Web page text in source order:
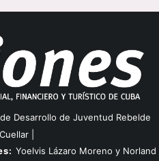
Desarrollo de Juventud Rebelde
|
Yoelvis Lázaro Moreno y Norland